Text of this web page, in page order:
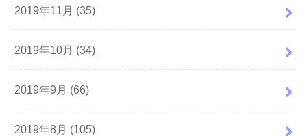
2019年11月 (35)
2019年10月 (34)
2019年9月 (66)
2019年8月 (105)